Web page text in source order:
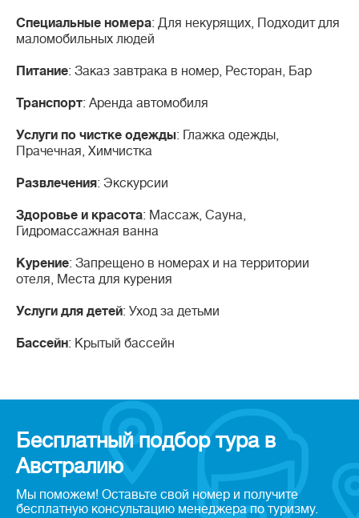
Специальные номера: Для некурящих, Подходит для
маломобильных людей
Питание: Заказ завтрака в номер, Ресторан, Бар
Транспорт: Аренда автомобиля
Услуги по чистке одежды: Глажка одежды,
Прачечная, Химчистка
Развлечения: Экскурсии
Здоровье и красота: Массаж, Сауна,
Гидромассажная ванна
Курение: Запрещено в номерах и на территории
отеля, Места для курения
Услуги для детей: Уход за детьми
Бассейн: Крытый бассейн
Бесплатный подбор тура в
Австралию
Мы поможем! Оставьте свой номер и получите
бесплатную консультацию менеджера по туризму.